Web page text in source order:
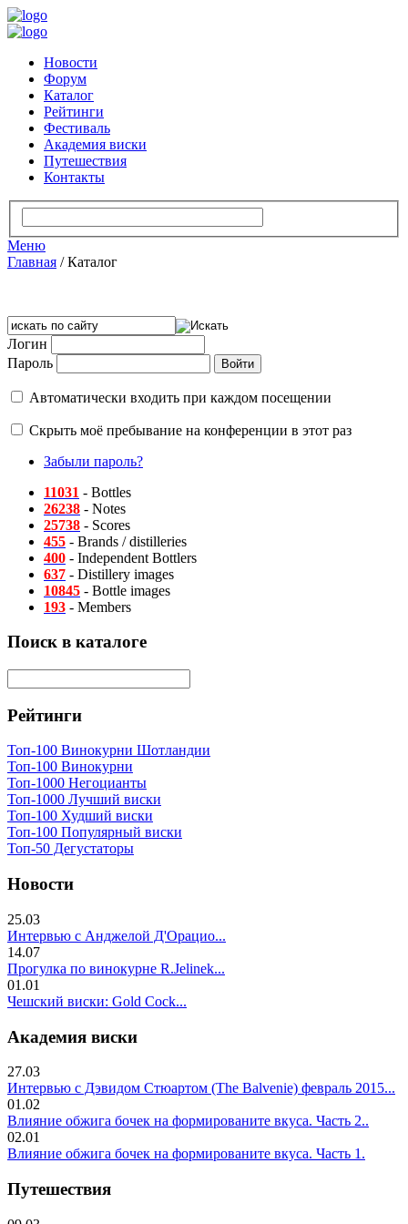
Новости
Форум
Каталог
Рейтинги
Фестиваль
Академия виски
Путешествия
Контакты
Меню
Главная /Каталог
Логин
Пароль
Автоматически входить при каждом посещении
Скрыть моё пребывание на конференции в этот раз
Забыли пароль?
11031 - Bottles
26238 - Notes
25738 - Scores
455 - Brands / distilleries
400 - Independent Bottlers
637 - Distillery images
10845 - Bottle images
193 - Members
Поиск в каталоге
Рейтинги
Топ-100 Винокурни Шотландии
Топ-100 Винокурни
Топ-1000 Негоцианты
Топ-1000 Лучший виски
Топ-100 Худший виски
Топ-100 Популярный виски
Топ-50 Дегустаторы
Новости
25.03
Интервью с Анджелой Д'Орацио...
14.07
Прогулка по винокурне R.Jelinek...
01.01
Чешский виски: Gold Cock...
Академия виски
27.03
Интервью с Дэвидом Стюартом (The Balvenie) февраль 2015...
01.02
Влияние обжига бочек на формированите вкуса. Часть 2..
02.01
Влияние обжига бочек на формированите вкуса. Часть 1.
Путешествия